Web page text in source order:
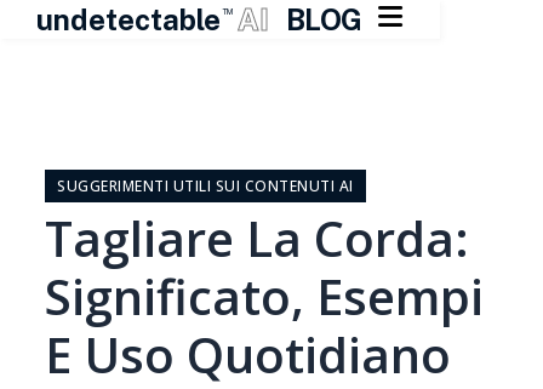
undetectable TM AI BLOG 
contenutoSUGGERIMENTI UTILI SUI CONTENUTI AI
Tagliare La Corda:
Significato, Esempi
E Uso Quotidiano